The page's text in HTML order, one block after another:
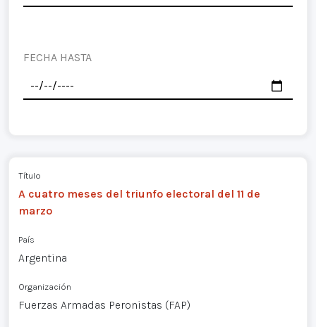
FECHA HASTA
Título
A cuatro meses del triunfo electoral del 11 de
marzo
País
Argentina
Organización
Fuerzas Armadas Peronistas (FAP)